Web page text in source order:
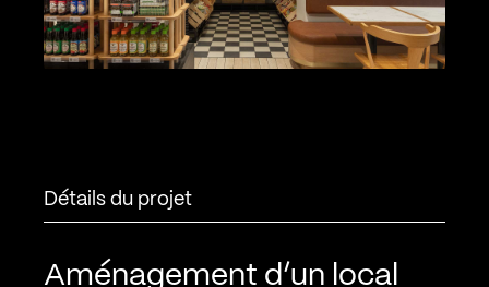
Détails du projet
Aménagement d’un local